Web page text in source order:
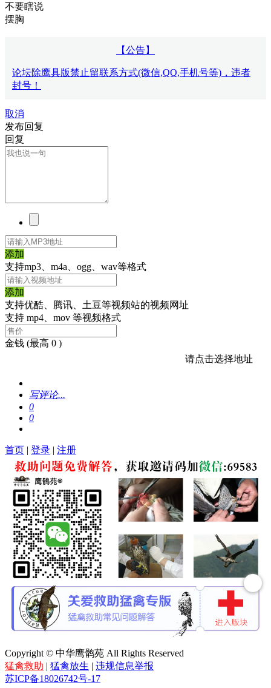
不要瞎说
摆胸
【公告】
论坛除鹰具版禁止留联系方式(微信,QQ,手机号等)，违者
封号！
取消
发布回复
回复
添加
支持mp3、m4a、ogg、wav等格式
添加
支持优酷、腾讯、土豆等视频站的视频网址
支持 mp4、mov 等视频格式
金钱 (最高 0 )
请点击选择地址
写评论...
0
0
首页 | 登录 | 注册
Copyright © 中华鹰鹘苑 All Rights Reserved
猛禽救助 | 猛禽放生 | 违规信息举报
苏ICP备18026742号-17